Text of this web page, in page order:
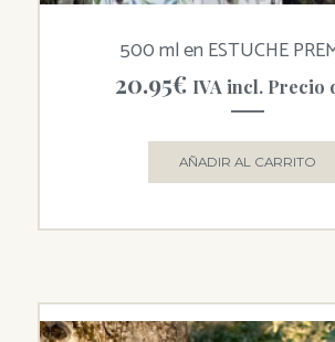
500 ml en ESTUCHE
20.95€ IVA incl. Precio
AÑADIR AL CARRITO